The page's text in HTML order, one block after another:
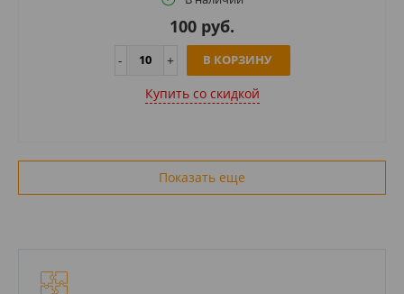
100 руб.
В КОРЗИНУ
Купить cо скидкой
Показать еще